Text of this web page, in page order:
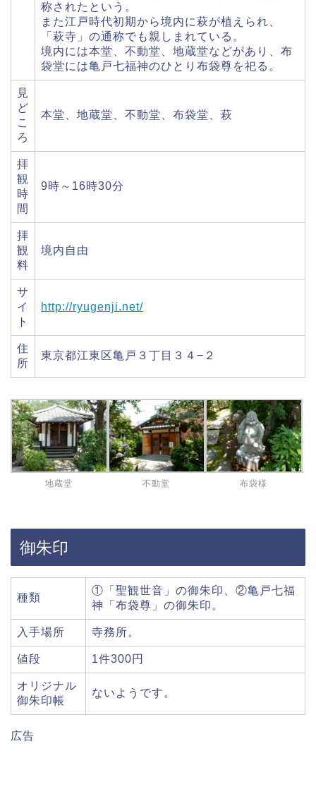
称されたという。
また江戸時代初期から境内に萩が植えられ、
「萩寺」の通称でも親しまれている。
境内には本堂、不動堂、地蔵堂などがあり、布
袋堂には亀戸七福神のひとり布袋尊を祀る。
見
ど
こ
ろ
本堂、地蔵堂、不動堂、布袋堂、萩
拝
観
時
間
9時～16時30分
拝
観
料
境内自由
サ
イ
ト
http://ryugenji.net/
住
所
東京都江東区亀戸３丁目３４−２
地蔵堂 不動堂 布袋様
御朱印
種類
①「聖観世音」の御朱印、②亀戸七福
神「布袋尊」の御朱印。
入手場所 寺務所。
値段 1件300円
オリジナル
御朱印帳
ないようです。
広告